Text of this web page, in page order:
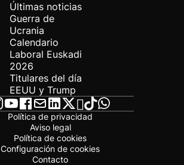
Últimas noticias
Guerra de
Ucrania
Calendario
Laboral Euskadi
2026
Titulares del día
EEUU y Trump
Política de privacidad
Aviso legal
Política de cookies
Configuración de cookies
Contacto